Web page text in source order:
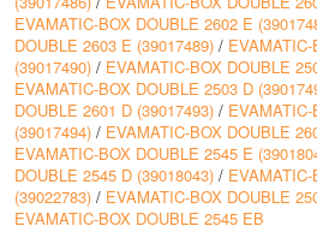
• Cuve monobloc en polyéthylène haute
500 l.
• 1 couvercle Ø 530 mm
• 2 manchettes Ø 100 avec joint pour
• 2 conduites de refoulement en PVC
65
• 1 jeu de passe–fil
• 2 groupes électropompes submersibles
démontage rapide et facile (Ama–Porter 5
– – ND ou S 545)
EVAMATIC-BOX DOUBLE 2602 E
DOUBLE 2603 E (39017489) /
(39017490) / EVAMATIC-BOX DOUBLE
EVAMATIC-BOX DOUBLE 2503 D
DOUBLE 2601 D (39017493) /
(39017494) / EVAMATIC-BOX DOUBLE
EVAMATIC-BOX DOUBLE 2545 E
DOUBLE 2545 D (39018043) /
(39022783) / EVAMATIC-BOX DOUBLE
EVAMATIC-BOX DOUBLE 2545 EB